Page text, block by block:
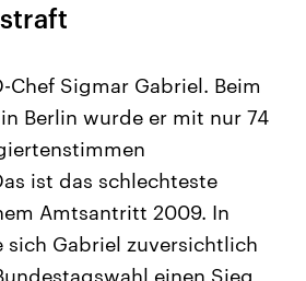
Anhalt
6.
neuen
Koalition aus
USA
Aktuelle Beiträge,
Hintergründe
Wirtschaftlich und
gehören die Vereinigten
mit großem Einfluss auf
Chef Sigmar Gabriel. Beim
Berlin wurde er mit nur 74
ist das schlechteste
Amtsantritt 2009. In
sich Gabriel zuversichtlich
einen Sieg